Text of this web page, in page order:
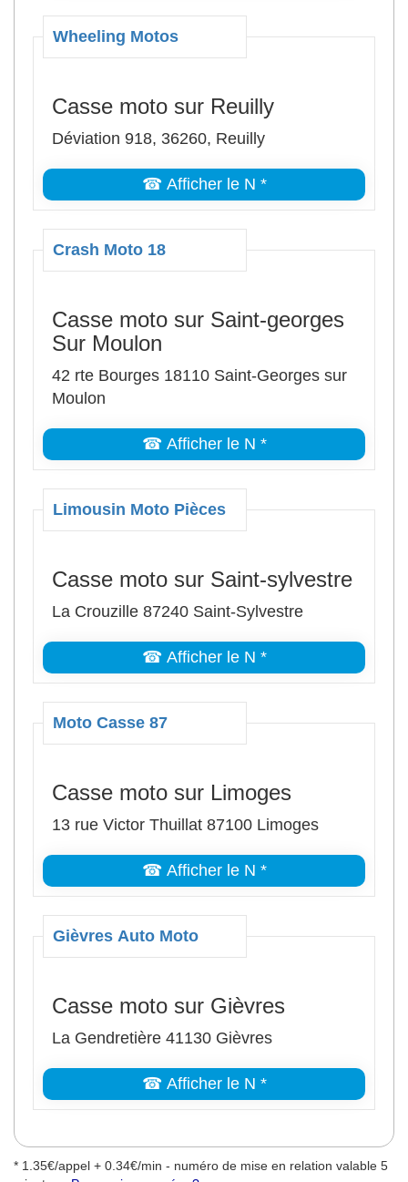
Wheeling Motos
Casse moto sur Reuilly
Déviation 918, 36260, Reuilly
☎ Afficher le N *
Crash Moto 18
Casse moto sur Saint-georges
Sur Moulon
42 rte Bourges 18110 Saint-Georges sur
Moulon
☎ Afficher le N *
Limousin Moto Pièces
Casse moto sur Saint-sylvestre
La Crouzille 87240 Saint-Sylvestre
☎ Afficher le N *
Moto Casse 87
Casse moto sur Limoges
13 rue Victor Thuillat 87100 Limoges
☎ Afficher le N *
Gièvres Auto Moto
Casse moto sur Gièvres
La Gendretière 41130 Gièvres
☎ Afficher le N *
* 1.35€/appel + 0.34€/min - numéro de mise en relation valable 5